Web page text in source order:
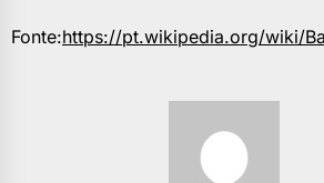
Fonte:https://pt.wikipedia.org/wiki/